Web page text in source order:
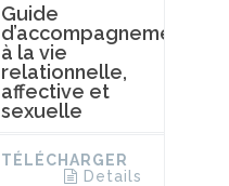
Guide
d’accompagnement
à la vie
relationnelle,
affective et
sexuelle
TÉLÉCHARGER
Details